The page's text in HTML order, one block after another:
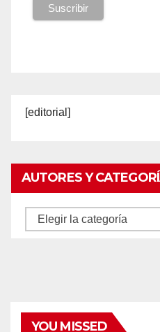
[editorial]
AUTORES Y
Autores
YOU MISSED